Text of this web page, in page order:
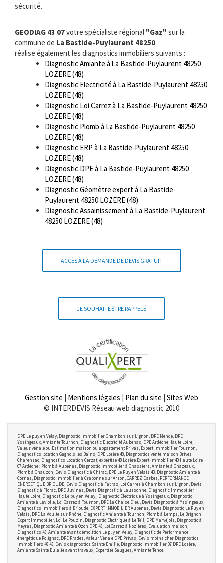
sécurité.
GEODIAG 43 07votre spécialiste régional "Gaz" sur la
commune de La Bastide-Puylaurent 48250
réalise également les diagnostics immobiliers suivants :
Diagnostic Amiante à La Bastide-Puylaurent 48250
LOZERE (48)
Diagnostic Electricité à La Bastide-Puylaurent 48250
LOZERE (48)
Diagnostic Loi Carrez à La Bastide-Puylaurent 48250
LOZERE (48)
Diagnostic Plomb à La Bastide-Puylaurent 48250
LOZERE (48)
Diagnostic ERP à La Bastide-Puylaurent 48250
LOZERE (48)
Diagnostic DPE à La Bastide-Puylaurent 48250
LOZERE (48)
Diagnostic Géomètre expert à La Bastide-
Puylaurent 48250 LOZERE (48)
Diagnostic Assainissement à La Bastide-Puylaurent
48250 LOZERE (48)
ACCÈS À LA DEMANDE DE DEVIS GRATUIT
JE SOUHAITE ÊTRE RAPPELÉ
Gestion site | Mentions légales | Plan du site | Sites Web
© INTERDEVIS Réseau web diagnostic 2010
DPE Le puy en Velay, Diagnostic Immobilier Chambon sur Lignon, DPE Mende, DPE
Yssingeaux, Amiante Tournon, Diagnostic Electricité Aubenas, DPE Ardèche Haute Loire,
Valeur vénale ou Estimation maison ou appartement Privas, Expert Immobilier Tournon,
Diagnostics location Gagnols les Bains, DPE Lozère 48, Diagnostics vente maison Brives
Charensac, Diagnostics Location Cerzat, expertise 48 Lozère Expert Immobilier 43 Haute Loire
07 Ardèche : Plomb à Aubenas, Diagnostic Immobilier à Chassiers, Amiante à Chazeaux,
Plomb à Chauzon, Devis Diagnostic à Chirac, DPE Le Puy en Velais 43. Diagnostic Amiante à
Cornas, Diagnostic Immobilier à Craponne sur Arzon, CARREZ Darbes, PERFORMANCE
ENERGETIQUE BRIOUDE, Devis Diagnostic à Fabras, Loi Carrez à Chambon sur Lignon, Devis
Diagnostic à Florac, DPE Juvinas, Devis Diagnostic à Laussonne, Diagnostic Immobilier
Haute Loire, Diagnostic Le puy en Velay,, Diagnostic Electrique à Yssingeaux, Diagnostic
Amiante à Laviolle, Loi Carrez à Tournon, DPE La Chaise Dieu, Devis Diagnostic à Yssingeaux,
Diagnostics Immobiliers à Brioude, EXPERT IMMOBILIER Aubenas, Devis Diagnostic Le Puy en
Velais, DPE La Voulte sur Rhône, Diagnostic Amiante à Tournon, Plomb à Lemps, Le Brignon
Expert Immobilier, Loi Le Pouzin, Diagnostic Electrique à Le Teil, DPE Marvejols, Diagnostic à
Meyras, Diagnostic Amiante à Ozon DPE 43, Loi Carrez à Nozières, Evaluation maison,
Diagnostics 43, Amiante avant démolition Le puy en Velay, Diagnostic de Performance
énergétique Polignac, DPE Prades, Valeur Vénale DPE Privas, Devis moins cher Diagnostics
Immobiliers 48 43, Devis diagnostics Sainte Emilie, Diagnostic Immobilier 07 DPE Lozère,
Amiante Sainte Eulalie avant travaux, Expertise Saugues, Amiante Tence.